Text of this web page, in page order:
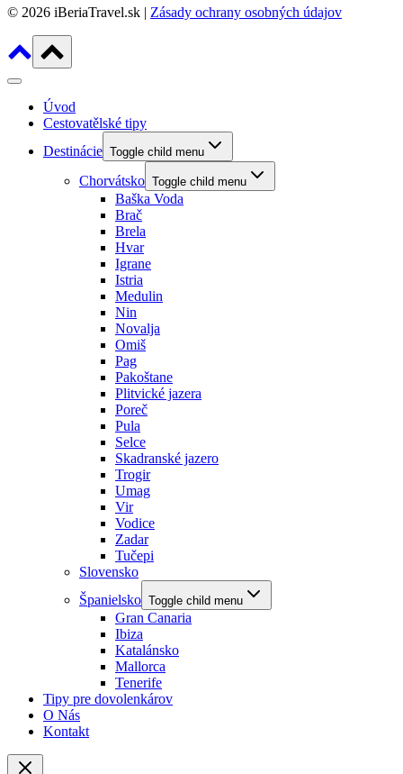
© 2026 iBeriaTravel.sk | Zásady ochrany osobných údajov
Úvod
Cestovatělské tipy
Destinácie Toggle child menu
Chorvátsko Toggle child menu
Baška Voda
Brač
Brela
Hvar
Igrane
Istria
Medulin
Nin
Novalja
Omiš
Pag
Pakoštane
Plitvické jazera
Poreč
Pula
Selce
Skadranské jazero
Trogir
Umag
Vir
Vodice
Zadar
Tučepi
Slovensko
Španielsko Toggle child menu
Gran Canaria
Ibiza
Katalánsko
Mallorca
Tenerife
Tipy pre dovolenkárov
O Nás
Kontakt